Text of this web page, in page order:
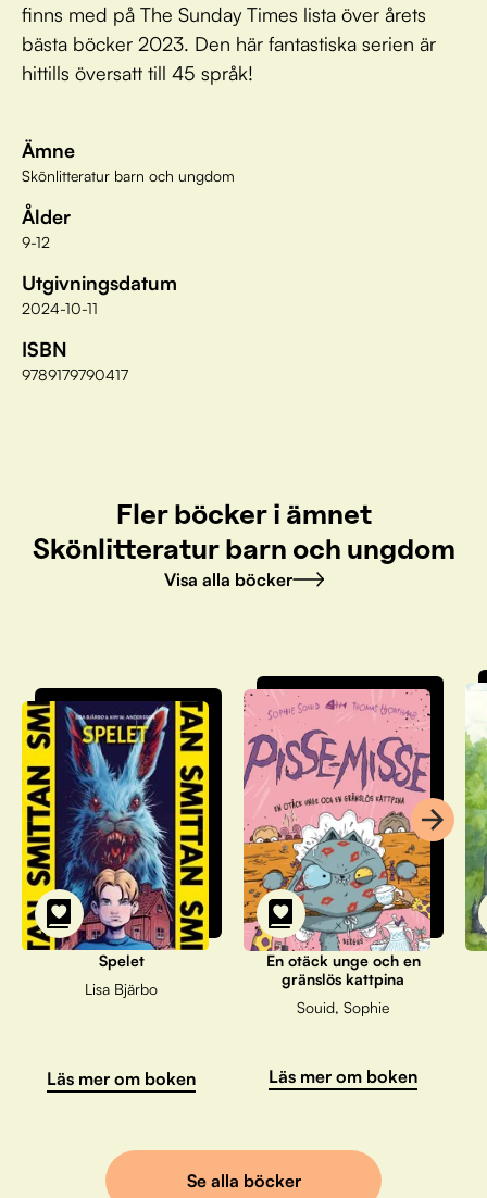
finns med på The Sunday Times lista över årets
bästa böcker 2023. Den här fantastiska serien är
hittills översatt till 45 språk!
Ämne
Skönlitteratur barn och ungdom
Ålder
9-12
Utgivningsdatum
2024-10-11
ISBN
9789179790417
Fler böcker i ämnet
Skönlitteratur barn och ungdom
Visa alla böcker
Spelet
Lisa Bjärbo
Läs mer om boken
En otäck unge och en
gränslös kattpina
Souid, Sophie
Läs mer om boken
Se alla böcker